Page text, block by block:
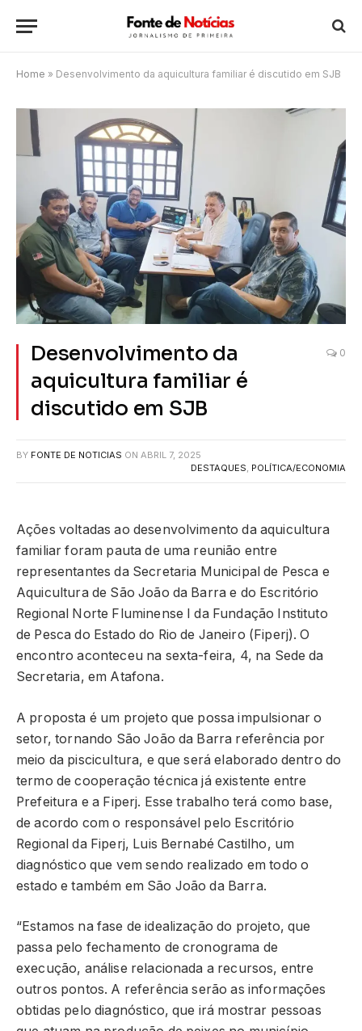
Home » Desenvolvimento da aquicultura familiar é discutido em SJB
Desenvolvimento da
aquicultura familiar é
discutido em SJB
0
BY FONTE DE NOTICIAS ON ABRIL 7, 2025
DESTAQUES POLÍTICA/ECONOMIA
Ações voltadas ao desenvolvimento da aquicultura
familiar foram pauta de uma reunião entre
representantes da Secretaria Municipal de Pesca e
Aquicultura de São João da Barra e do Escritório
Regional Norte Fluminense I da Fundação Instituto
de Pesca do Estado do Rio de Janeiro (Fiperj). O
encontro aconteceu na sexta-feira, 4, na Sede da
Secretaria, em Atafona.
A proposta é um projeto que possa impulsionar o
setor, tornando São João da Barra referência por
meio da piscicultura, e que será elaborado dentro do
termo de cooperação técnica já existente entre
Prefeitura e a Fiperj. Esse trabalho terá como base,
de acordo com o responsável pelo Escritório
Regional da Fiperj, Luis Bernabé Castilho, um
diagnóstico que vem sendo realizado em todo o
estado e também em São João da Barra.
“Estamos na fase de idealização do projeto, que
passa pelo fechamento de cronograma de
execução, análise relacionada a recursos, entre
outros pontos. A referência serão as informações
obtidas pelo diagnóstico, que irá mostrar pessoas